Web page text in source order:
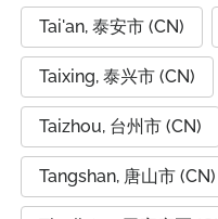
Tai'an, 泰安市 (CN)
Taixing, 泰兴市 (CN)
Taizhou, 台州市 (CN)
Tangshan, 唐山市 (CN)